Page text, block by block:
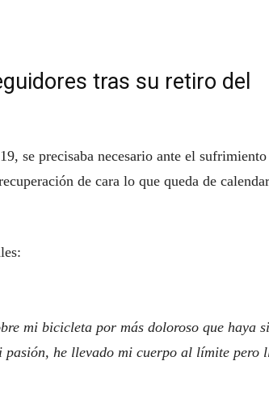
tras su retiro del
se precisaba necesario ante el
de cara lo que queda de
mi bicicleta por más doloroso que haya
pasión, he llevado mi cuerpo al límite pero